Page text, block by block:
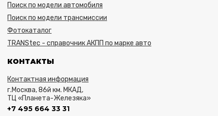
Поиск по модели автомобиля
Поиск по модели трансмиссии
Фотокаталог
TRANStec - справочник АКПП по марке авто
КОНТАКТЫ
Контактная информация
г.Москва, 86й км. МКАД,
ТЦ «Планета-Железяка»
+7 495 664 33 31